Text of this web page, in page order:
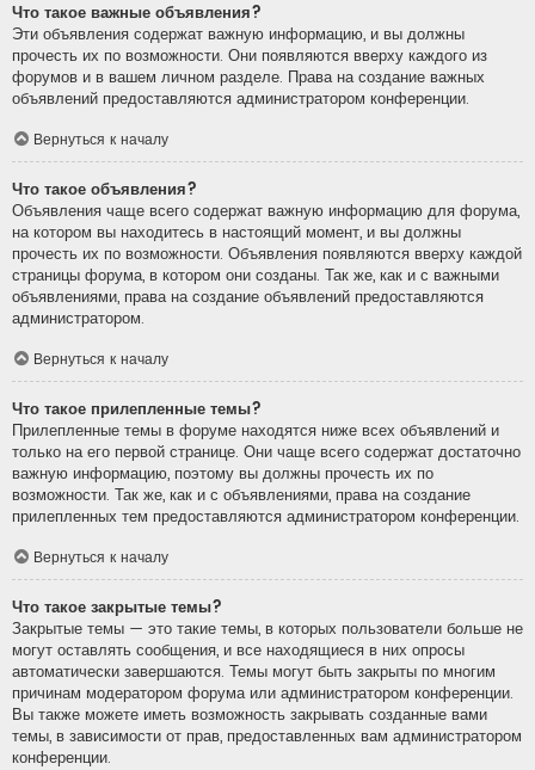
Что такое важные объявления?
Эти объявления содержат важную информацию, и вы должны
прочесть их по возможности. Они появляются вверху каждого из
форумов и в вашем личном разделе. Права на создание важных
объявлений предоставляются администратором конференции.
Вернуться к началу
Что такое объявления?
Объявления чаще всего содержат важную информацию для форума,
на котором вы находитесь в настоящий момент, и вы должны
прочесть их по возможности. Объявления появляются вверху каждой
страницы форума, в котором они созданы. Так же, как и с важными
объявлениями, права на создание объявлений предоставляются
администратором.
Вернуться к началу
Что такое прилепленные темы?
Прилепленные темы в форуме находятся ниже всех объявлений и
только на его первой странице. Они чаще всего содержат достаточно
важную информацию, поэтому вы должны прочесть их по
возможности. Так же, как и с объявлениями, права на создание
прилепленных тем предоставляются администратором конференции.
Вернуться к началу
Что такое закрытые темы?
Закрытые темы — это такие темы, в которых пользователи больше не
могут оставлять сообщения, и все находящиеся в них опросы
автоматически завершаются. Темы могут быть закрыты по многим
причинам модератором форума или администратором конференции.
Вы также можете иметь возможность закрывать созданные вами
темы, в зависимости от прав, предоставленных вам администратором
конференции.